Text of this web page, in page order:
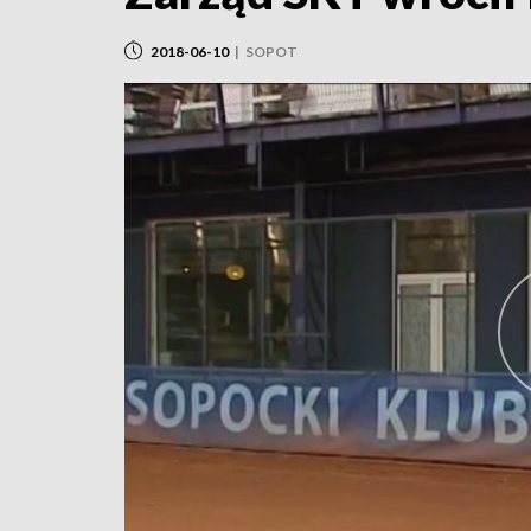
2018-06-10 | SOPOT